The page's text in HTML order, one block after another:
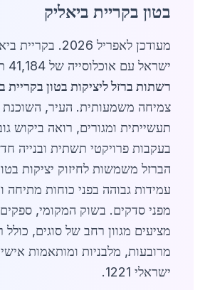
בטון בקריית ביאליק
מעודכן לאפריל
ישראל עם אוכלוסייה של 41,184 תושבים, שוק
רשתות ברזל ליציקות בטון בקריית
צמיחה משמעותית. העיר, השוכנת
תעשייתית ומגורים, רואה ביקוש
בעקבות פרויקטי תשתית ובנייה
הברזל משמשות לחיזוק יציקות
עמידות גבוהה בפני כוחות מתיחה
מפני סדקים. בשוק המקומי, ספקים
מציעים מגוון רחב של סוגים,
מרובעות, מלבניות ומותאמות
ישראלי 1221.